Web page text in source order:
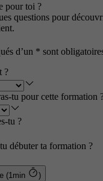
pour toi ?
questions pour
d’un * sont
?
tu pour cette formation
tu ?
débuter ta formation ?
(1min )